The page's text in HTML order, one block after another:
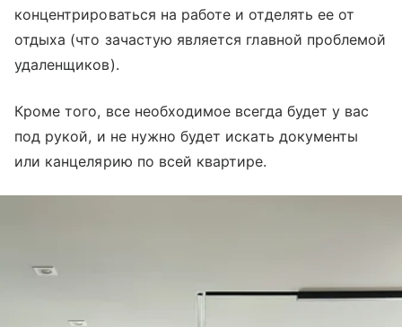
концентрироваться на работе и отделять ее от
отдыха (что зачастую является главной проблемой
удаленщиков).
Кроме того, все необходимое всегда будет у вас
под рукой, и не нужно будет искать документы
или канцелярию по всей квартире.